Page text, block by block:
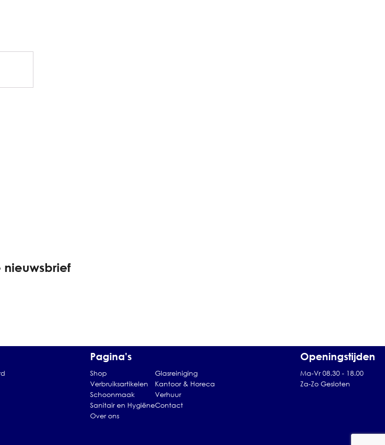
Pagina's
Shop
Verbruiksartikelen
Schoonmaak
Sanitair en Hygiëne
Over ons
Glasreiniging
Kantoor & Horeca
Verhuur
Contact
Openingstijden
Ma-Vr 08.30 - 18.00
Za-Zo Gesloten